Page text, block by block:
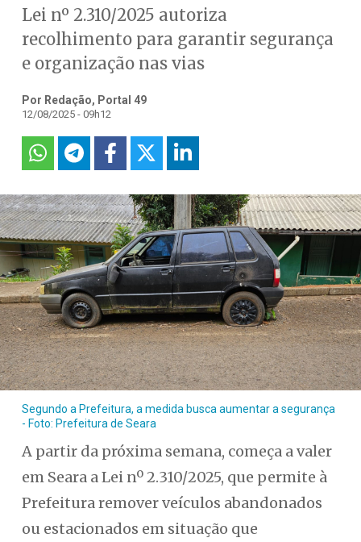
Lei nº 2.310/2025 autoriza
recolhimento para garantir segurança
e organização nas vias
Por Redação, Portal 49
12/08/2025 - 09h12
Segundo a Prefeitura, a medida busca aumentar a segurança
- Foto: Prefeitura de Seara
A partir da próxima semana, começa a valer
em Seara a Lei nº 2.310/2025, que permite à
Prefeitura remover veículos abandonados
ou estacionados em situação que